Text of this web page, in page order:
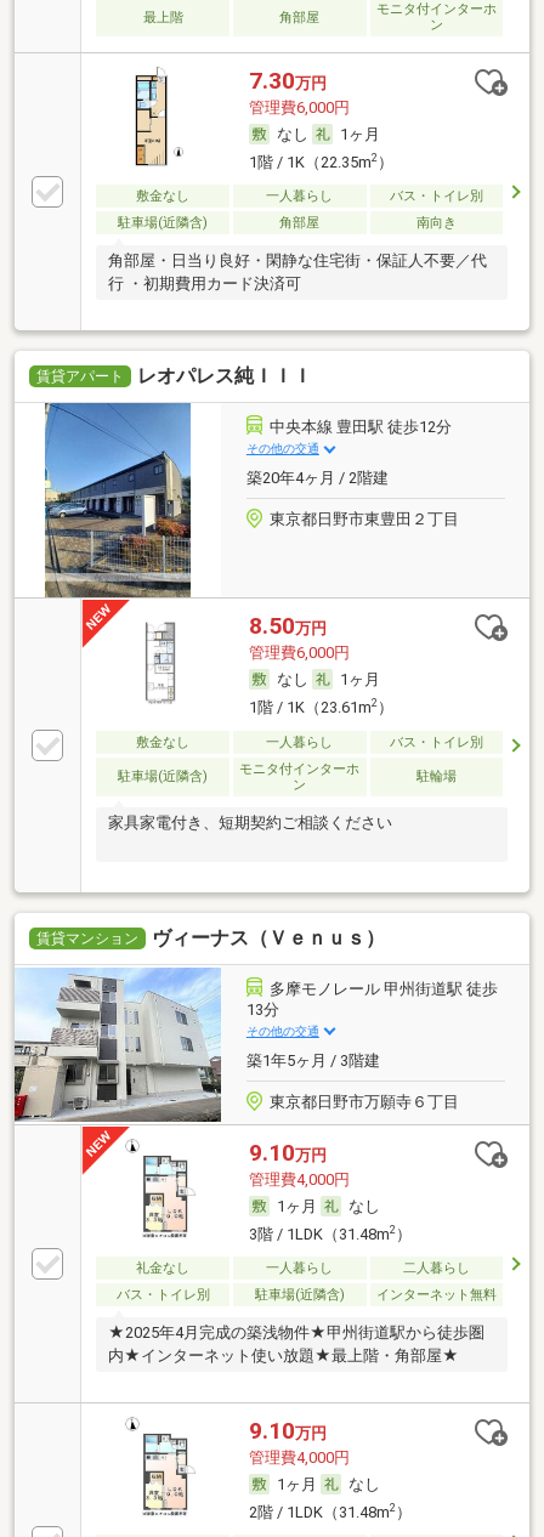
最上階 角部屋
モニタ付インターホ
ン
7.30万円
管理費6,000円
なし
1ヶ月
1階 / 1K（22.35m2）
敷金なし 一人暮らし
バス・トイレ別
駐車場(近隣含)
角部屋 南向き
角部屋・日当り良好・閑静な住宅街・保証人不要／代
行 ・初期費用カード決済可
賃貸アパート レオパレス純ＩＩＩ
中央本線 豊田駅 徒歩12分
その他の交通
築20年4ヶ月 / 2階建
東京都日野市東豊田２丁目
8.50万円
管理費6,000円
なし
1ヶ月
1階 / 1K（23.61m2）
敷金なし 一人暮らし バス・トイレ別
駐車場(近隣含)
モニタ付インターホ
ン
駐輪場
家具家電付き、短期契約ご相談ください
賃貸マンション ヴィーナス（Ｖｅｎｕｓ）
多摩モノレール 甲州街道駅 徒歩
13分
その他の交通
築1年5ヶ月 / 3階建
東京都日野市万願寺６丁目
9.10万円
管理費4,000円
1ヶ月
なし
3階 / 1LDK（31.48m2）
礼金なし 一人暮らし
二人暮らし
バス・トイレ別
駐車場(近隣含) インターネット無料
★2025年4月完成の築浅物件★甲州街道駅から徒歩圏
内★インターネット使い放題★最上階・角部屋★
9.10万円
管理費4,000円
1ヶ月
なし
2階 / 1LDK（31.48m2）